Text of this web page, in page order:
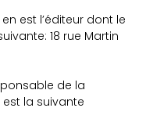
est l’éditeur dont le
18 rue Martin
de la
la suivante